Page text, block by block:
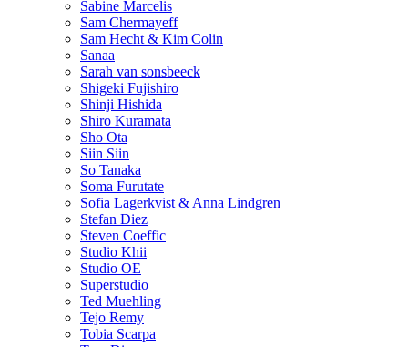
Sabine Marcelis
Sam Chermayeff
Sam Hecht & Kim Colin
Sanaa
Sarah van sonsbeeck
Shigeki Fujishiro
Shinji Hishida
Shiro Kuramata
Sho Ota
Siin Siin
So Tanaka
Soma Furutate
Sofia Lagerkvist & Anna Lindgren
Stefan Diez
Steven Coeffic
Studio Khii
Studio OE
Superstudio
Ted Muehling
Tejo Remy
Tobia Scarpa